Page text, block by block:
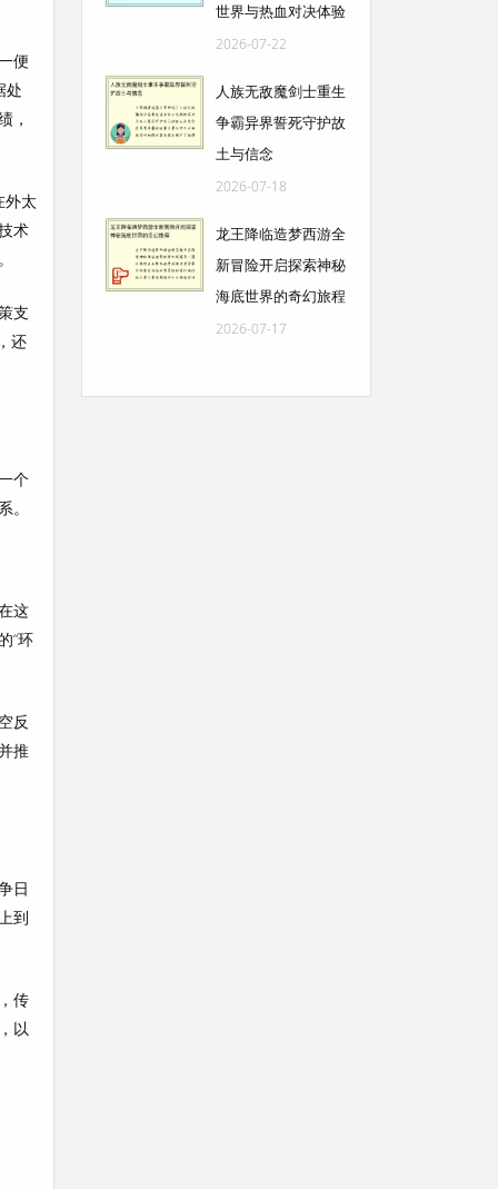
便
处
，
外太
术
支
还
个
。
这
“环
反
推
日
到
传
以
世界与热血对决体验
2026-07-22
人族无敌魔剑士重生
争霸异界誓死守护故
土与信念
2026-07-18
龙王降临造梦西游全
新冒险开启探索神秘
海底世界的奇幻旅程
2026-07-17